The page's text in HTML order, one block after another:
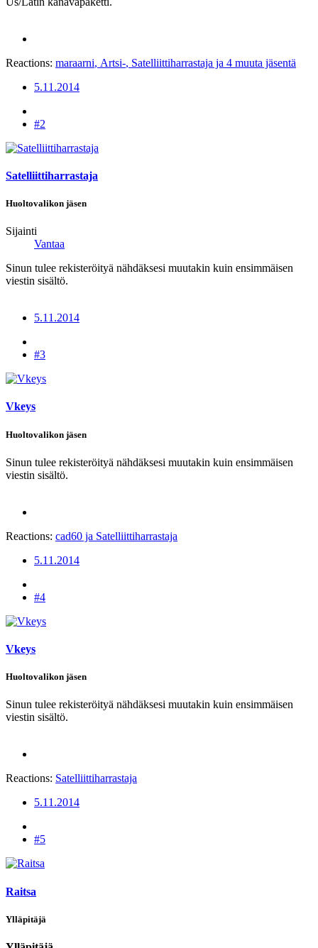
Reactions: maraarni, Artsi-, Satelliittiharrastaja ja 4 muuta jäsentä
5.11.2014
#2
Satelliittiharrastaja
Huoltovalikon jäsen
Sijainti
Vantaa
Sinun tulee rekisteröityä nähdäksesi muutakin kuin ensimmäisen
viestin sisältö.
5.11.2014
#3
Vkeys
Huoltovalikon jäsen
Sinun tulee rekisteröityä nähdäksesi muutakin kuin ensimmäisen
viestin sisältö.
Reactions: cad60 ja Satelliittiharrastaja
5.11.2014
#4
Vkeys
Huoltovalikon jäsen
Sinun tulee rekisteröityä nähdäksesi muutakin kuin ensimmäisen
viestin sisältö.
Reactions: Satelliittiharrastaja
5.11.2014
#5
Raitsa
Ylläpitäjä